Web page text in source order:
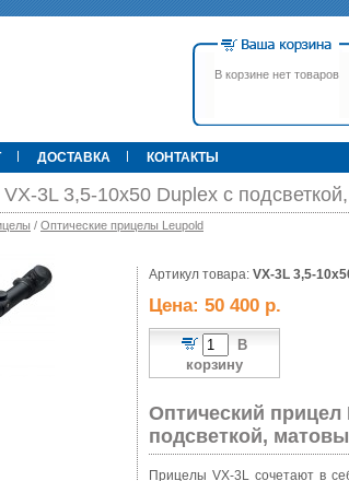
В корзине нет товаров
000 р. 79 900 р.
Прицел ATN X-Sight-4k Pro,
3-14, день/ночь (до
600м/400м), трубка 30мм,
фото/видео, IOS/Android, до
6000Дж, 940гр.
ДОСТАВКА КОНТАКТЫ
3L 3,5-10x50 Duplex с
/ Оптические прицелы Leupold
Артикул товара: VX-3L 3,5-
Цена: 50 400 р.
В
корзину
Оптический прицел
подсветкой,
Прицелы VX-3L сочетают в